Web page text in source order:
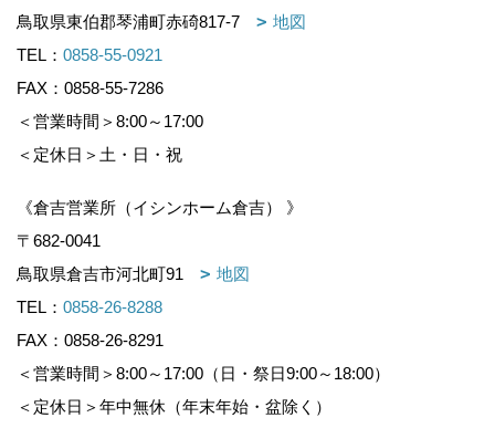
鳥取県東伯郡琴浦町赤碕817-7
地図
TEL： 0858-55-0921
FAX：0858-55-7286
＜営業時間＞8:00～17:00
＜定休日＞土・日・祝
《倉吉営業所（イシンホーム倉吉） 》
〒682-0041
鳥取県倉吉市河北町91
地図
TEL： 0858-26-8288
FAX：0858-26-8291
＜営業時間＞8:00～17:00（日・祭日9:00～18:00）
＜定休日＞年中無休（年末年始・盆除く）